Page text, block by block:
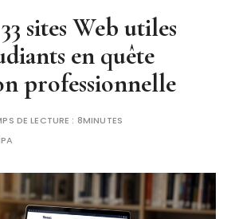
sites Web utiles
en quête
professionnelle
DE LECTURE : 8MINUTES